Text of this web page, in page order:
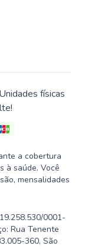
físicas
a cobertura
à saúde. Você
mensalidades
19.258.530/0001-
Rua Tenente
360, São